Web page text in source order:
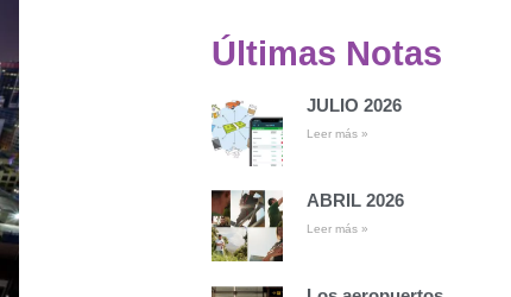
Últimas Notas
JULIO 2026
Leer más »
ABRIL 2026
Leer más »